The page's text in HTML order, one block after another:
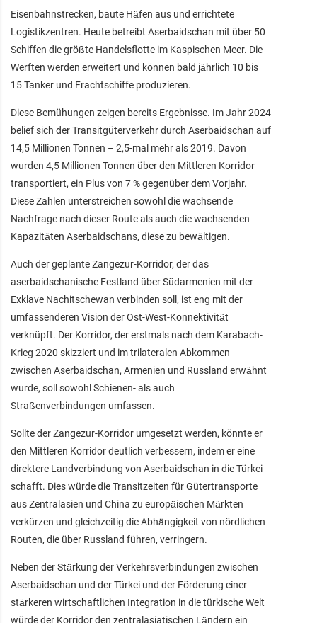
Eisenbahnstrecken, baute Häfen aus und errichtete
Logistikzentren. Heute betreibt Aserbaidschan mit über 50
Schiffen die größte Handelsflotte im Kaspischen Meer. Die
Werften werden erweitert und können bald jährlich 10 bis
15 Tanker und Frachtschiffe produzieren.
Diese Bemühungen zeigen bereits Ergebnisse. Im Jahr 2024
belief sich der Transitgüterverkehr durch Aserbaidschan auf
14,5 Millionen Tonnen – 2,5-mal mehr als 2019. Davon
wurden 4,5 Millionen Tonnen über den Mittleren Korridor
transportiert, ein Plus von 7 % gegenüber dem Vorjahr.
Diese Zahlen unterstreichen sowohl die wachsende
Nachfrage nach dieser Route als auch die wachsenden
Kapazitäten Aserbaidschans, diese zu bewältigen.
Auch der geplante Zangezur-Korridor, der das
aserbaidschanische Festland über Südarmenien mit der
Exklave Nachitschewan verbinden soll, ist eng mit der
umfassenderen Vision der Ost-West-Konnektivität
verknüpft. Der Korridor, der erstmals nach dem Karabach-
Krieg 2020 skizziert und im trilateralen Abkommen
zwischen Aserbaidschan, Armenien und Russland erwähnt
wurde, soll sowohl Schienen- als auch
Straßenverbindungen umfassen.
Sollte der Zangezur-Korridor umgesetzt werden, könnte er
den Mittleren Korridor deutlich verbessern, indem er eine
direktere Landverbindung von Aserbaidschan in die Türkei
schafft. Dies würde die Transitzeiten für Gütertransporte
aus Zentralasien und China zu europäischen Märkten
verkürzen und gleichzeitig die Abhängigkeit von nördlichen
Routen, die über Russland führen, verringern.
Neben der Stärkung der Verkehrsverbindungen zwischen
Aserbaidschan und der Türkei und der Förderung einer
stärkeren wirtschaftlichen Integration in die türkische Welt
würde der Korridor den zentralasiatischen Ländern ein